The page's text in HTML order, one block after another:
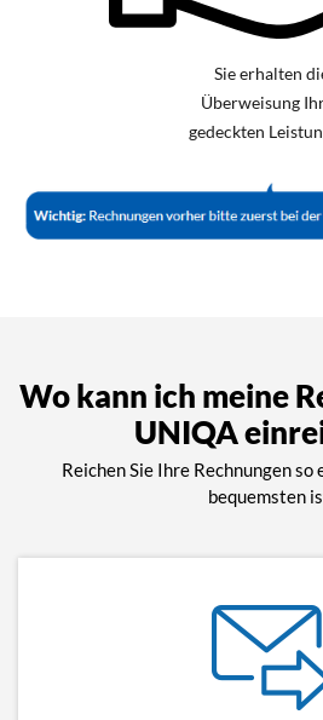
Sie erhalten
Überweisung
gedeckten
Wo kann ich meine
UNIQA
Reichen Sie Ihre Rechnungen so
bequemsten